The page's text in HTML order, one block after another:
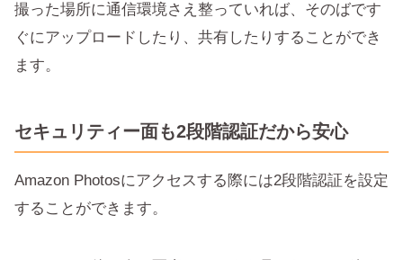
撮った場所に通信環境さえ整っていれば、そのばです
ぐにアップロードしたり、共有したりすることができ
ます。
セキュリティー面も2段階認証だから安心
Amazon Photosにアクセスする際には2段階認証を設定
することができます。